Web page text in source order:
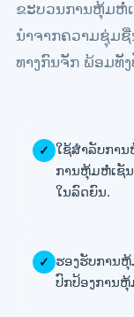
ຂະບວນການຫຸ້ມຫໍ່
ນຳຈາກຄວາມຊຸ່ມຊື່
ທາງກົນຈັກ ພ້ອມທັ
✓ ໃຊ້ສຳລັບການ
ການຫຸ້ມຫໍ່ເຊັນ
ໃນລົດຍົນ.
✓ ຮອງຮັບການຫຸ້
ປົກປ້ອງການ